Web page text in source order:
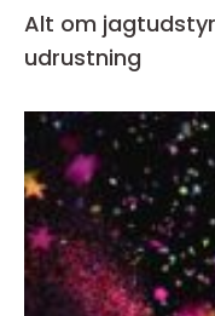
Alt om
udrustning